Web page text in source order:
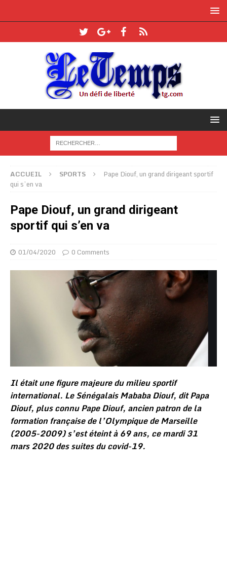
ACCUEIL SPORTS
Pape Diouf, un grand dirigeant sportif
qui s’en va
Pape Diouf, un grand dirigeant
sportif qui s’en va
01/04/2020 0 Comments
Il était une figure majeure du milieu sportif
international. Le Sénégalais Mababa Diouf, dit Papa
Diouf, plus connu Pape Diouf, ancien patron de la
formation française de l’Olympique de Marseille
(2005-2009) s’est éteint à 69 ans, ce mardi 31
mars 2020 des suites du covid-19.